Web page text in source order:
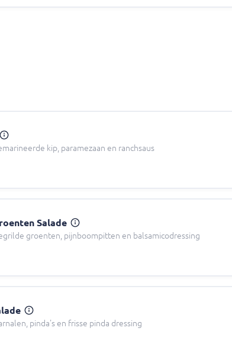
kip, paramezaan en ranchsaus
Salade
groenten, pijnboompitten en balsamicodressing
pinda's en frisse pinda dressing